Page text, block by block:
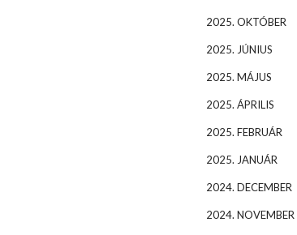
2025. OKTÓBER
2025. JÚNIUS
2025. MÁJUS
2025. ÁPRILIS
2025. FEBRUÁR
2025. JANUÁR
2024. DECEMBER
2024. NOVEMBER